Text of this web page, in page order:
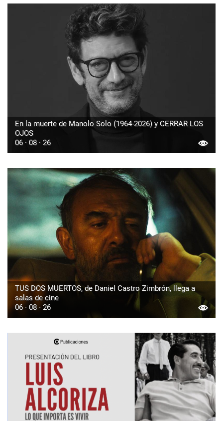
En la muerte de Manolo Solo (1964-2026) y CERRAR LOS
OJOS
06 · 08 · 26
TUS DOS MUERTOS, de Daniel Castro Zimbrón, llega a
salas de cine
06 · 08 · 26